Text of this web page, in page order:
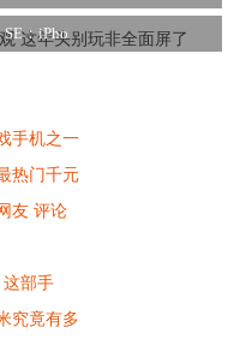
：iPho
手机之一
热门千元
友 评论
这部手
究竟有多